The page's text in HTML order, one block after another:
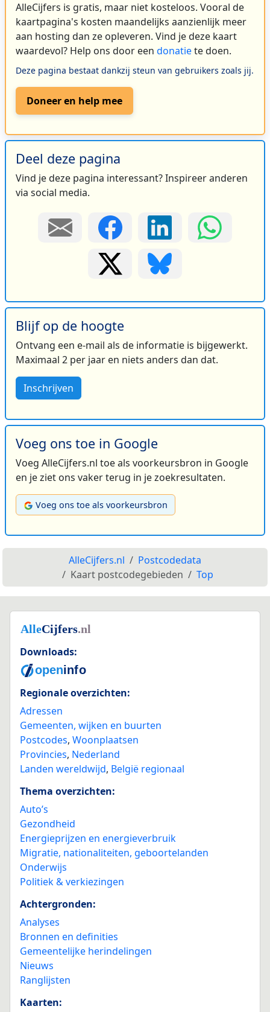
AlleCijfers is gratis, maar niet kosteloos. Vooral de
kaartpagina's kosten maandelijks aanzienlijk meer
aan hosting dan ze opleveren. Vind je deze kaart
waardevol? Help ons door een donatiete doen.
Deze pagina bestaat dankzij steun van gebruikers zoals jij.
Doneer en help mee
Deel deze pagina
Vind je deze pagina interessant? Inspireer anderen
via social media.
Blijf op de hoogte
Ontvang een e-mail als de informatie is bijgewerkt.
Maximaal 2 per jaar en niets anders dan dat.
Inschrijven
Voeg ons toe in Google
Voeg AlleCijfers.nl toe als voorkeursbron in Google
en je ziet ons vaker terug in je zoekresultaten.
Voeg ons toe als voorkeursbron
AlleCijfers.nl
Postcodedata
Kaart postcodegebieden
Top
Downloads:
Regionale overzichten:
Adressen
Gemeenten, wijken en buurten
Postcodes, Woonplaatsen
Provincies, Nederland
Landen wereldwijd, België regionaal
Thema overzichten:
Auto’s
Gezondheid
Energieprijzen en energieverbruik
Migratie, nationaliteiten, geboortelanden
Onderwijs
Politiek & verkiezingen
Achtergronden:
Analyses
Bronnen en definities
Gemeentelijke herindelingen
Nieuws
Ranglijsten
Kaarten: